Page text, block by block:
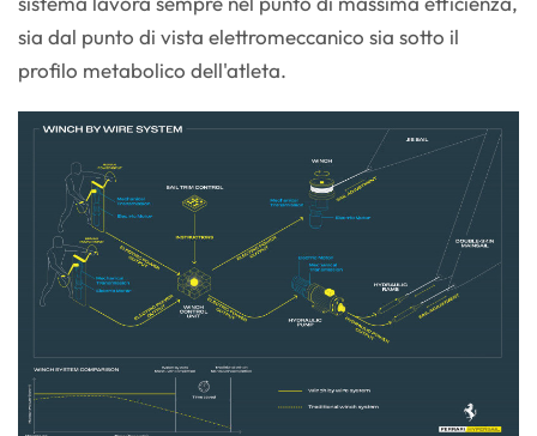
sia dal punto di vista elettromeccanico sia sotto il
profilo metabolico dell'atleta.